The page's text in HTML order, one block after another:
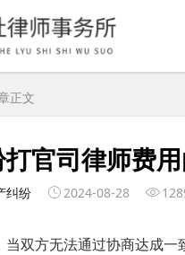
正文
官司律师费
纠纷 2024-08-28
当双方无法通过协商达成